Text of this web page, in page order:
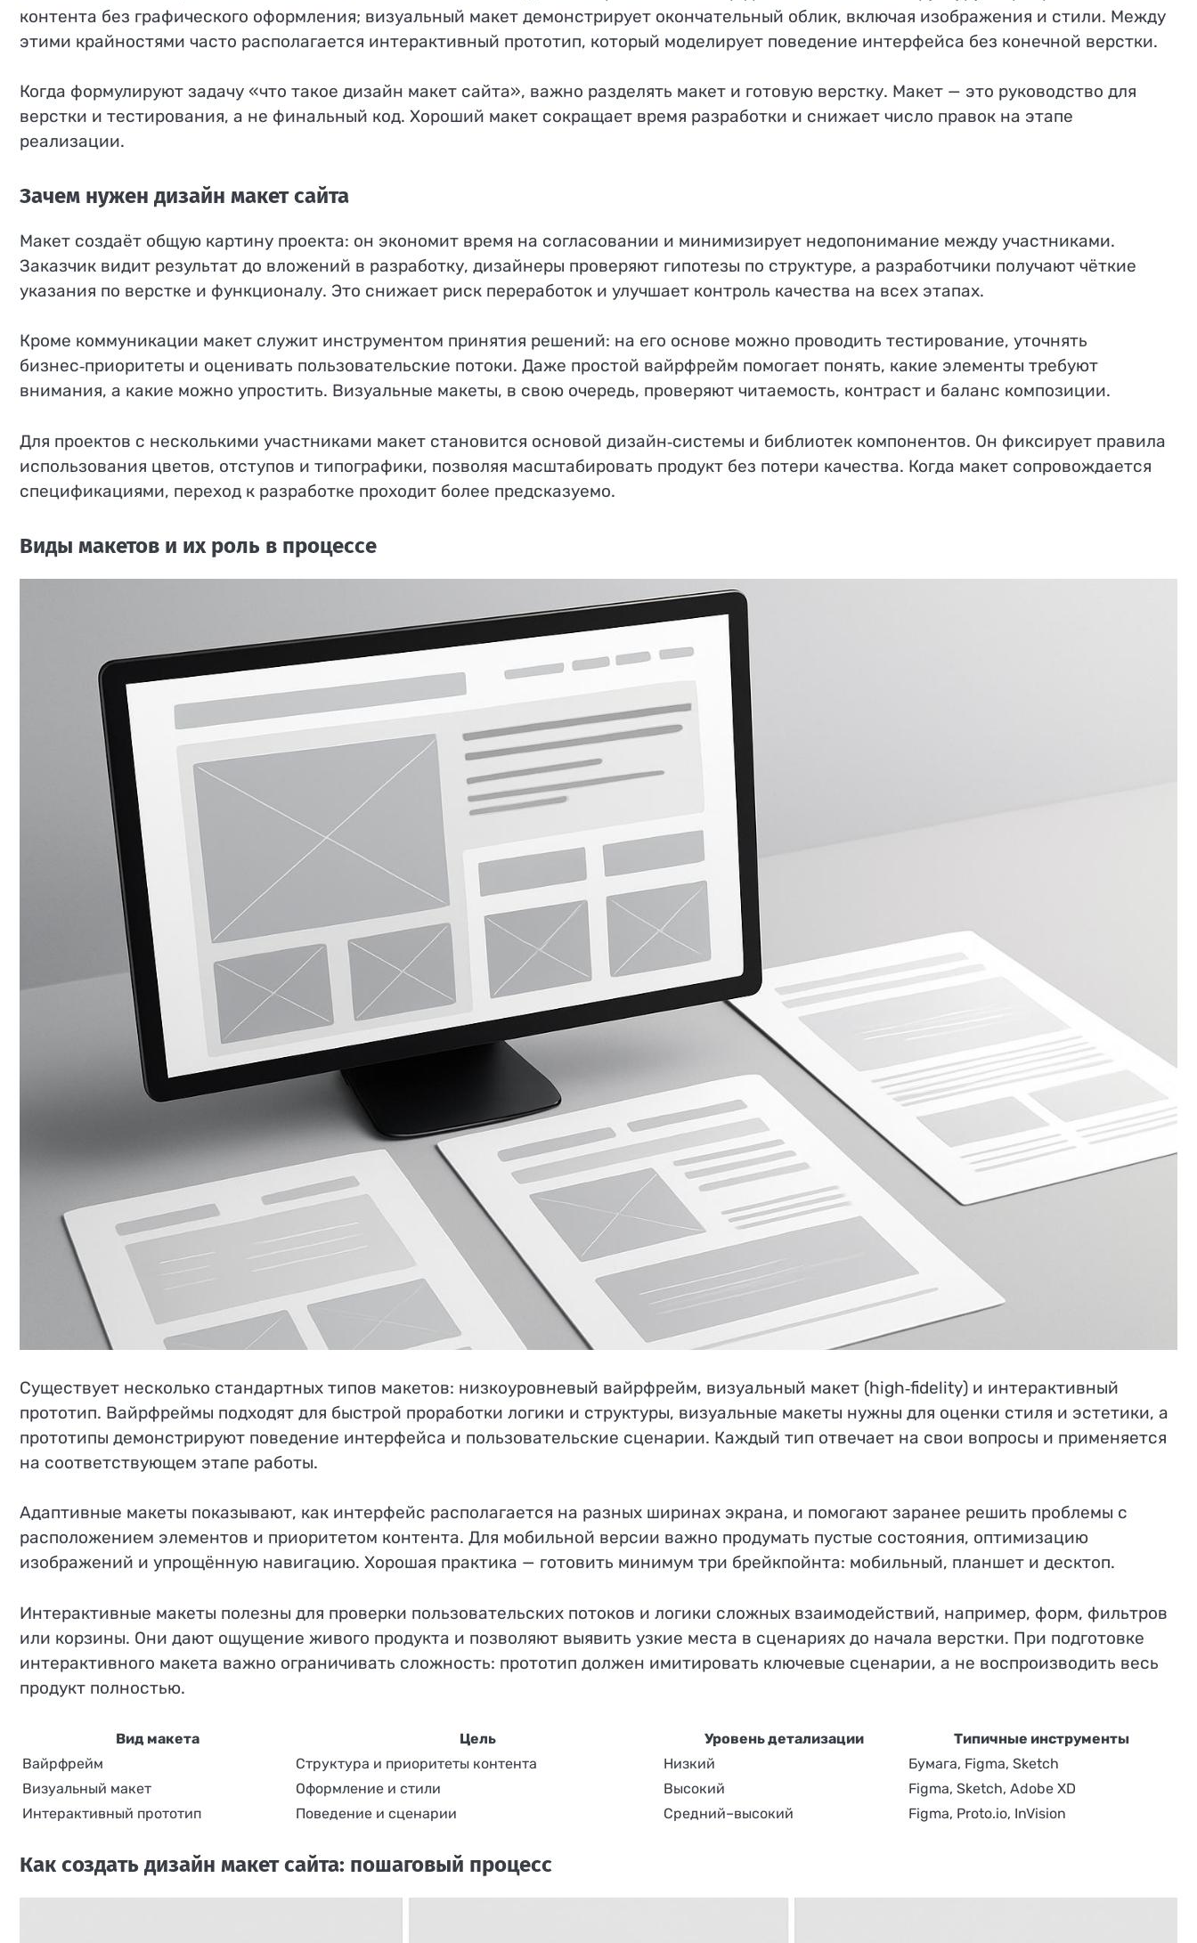
контента без графического оформления; визуальный макет демонстрирует окончательный облик, включая изображения и стили. Между
этими крайностями часто располагается интерактивный прототип, который моделирует поведение интерфейса без конечной верстки.
Когда формулируют задачу «что такое дизайн макет сайта», важно разделять макет и готовую верстку. Макет — это руководство для
верстки и тестирования, а не финальный код. Хороший макет сокращает время разработки и снижает число правок на этапе
реализации.
Зачем нужен дизайн макет сайта
Макет создаёт общую картину проекта: он экономит время на согласовании и минимизирует недопонимание между участниками.
Заказчик видит результат до вложений в разработку, дизайнеры проверяют гипотезы по структуре, а разработчики получают чёткие
указания по верстке и функционалу. Это снижает риск переработок и улучшает контроль качества на всех этапах.
Кроме коммуникации макет служит инструментом принятия решений: на его основе можно проводить тестирование, уточнять
бизнес‑приоритеты и оценивать пользовательские потоки. Даже простой вайрфрейм помогает понять, какие элементы требуют
внимания, а какие можно упростить. Визуальные макеты, в свою очередь, проверяют читаемость, контраст и баланс композиции.
Для проектов с несколькими участниками макет становится основой дизайн‑системы и библиотек компонентов. Он фиксирует правила
использования цветов, отступов и типографики, позволяя масштабировать продукт без потери качества. Когда макет сопровождается
спецификациями, переход к разработке проходит более предсказуемо.
Виды макетов и их роль в процессе
Существует несколько стандартных типов макетов: низкоуровневый вайрфрейм, визуальный макет (high‑fidelity) и интерактивный
прототип. Вайрфреймы подходят для быстрой проработки логики и структуры, визуальные макеты нужны для оценки стиля и эстетики, а
прототипы демонстрируют поведение интерфейса и пользовательские сценарии. Каждый тип отвечает на свои вопросы и применяется
на соответствующем этапе работы.
Адаптивные макеты показывают, как интерфейс располагается на разных ширинах экрана, и помогают заранее решить проблемы с
расположением элементов и приоритетом контента. Для мобильной версии важно продумать пустые состояния, оптимизацию
изображений и упрощённую навигацию. Хорошая практика — готовить минимум три брейкпойнта: мобильный, планшет и десктоп.
Интерактивные макеты полезны для проверки пользовательских потоков и логики сложных взаимодействий, например, форм, фильтров
или корзины. Они дают ощущение живого продукта и позволяют выявить узкие места в сценариях до начала верстки. При подготовке
интерактивного макета важно ограничивать сложность: прототип должен имитировать ключевые сценарии, а не воспроизводить весь
продукт полностью.
Вид макета Цель Уровень детализации
Типичные инструменты
Вайрфрейм
Структура и приоритеты контента Низкий
Бумага, Figma, Sketch
Визуальный макет
Оформление и стили Высокий
Figma, Sketch, Adobe XD
Интерактивный прототип
Поведение и сценарии Средний–высокий Figma, Proto.io, InVision
Как создать дизайн макет сайта: пошаговый процесс